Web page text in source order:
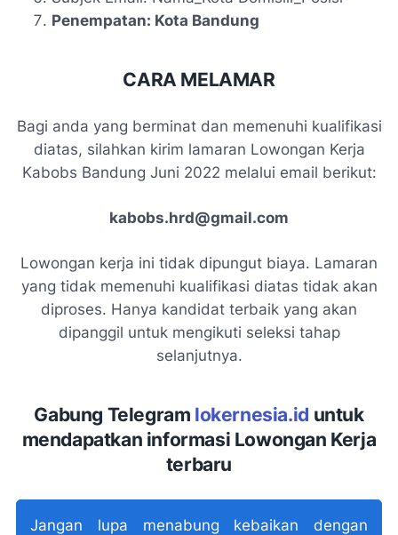
Penempatan: Kota Bandung
CARA MELAMAR
Bagi anda yang berminat dan memenuhi kualifikasi
diatas, silahkan kirim lamaran Lowongan Kerja
Kabobs Bandung Juni 2022 melalui email berikut:
kabobs.hrd@gmail.com
Lowongan kerja ini tidak dipungut biaya. Lamaran
yang tidak memenuhi kualifikasi diatas tidak akan
diproses. Hanya kandidat terbaik yang akan
dipanggil untuk mengikuti seleksi tahap
selanjutnya.
Gabung Telegram lokernesia.id untuk
mendapatkan informasi Lowongan Kerja
terbaru
Jangan lupa menabung kebaikan dengan